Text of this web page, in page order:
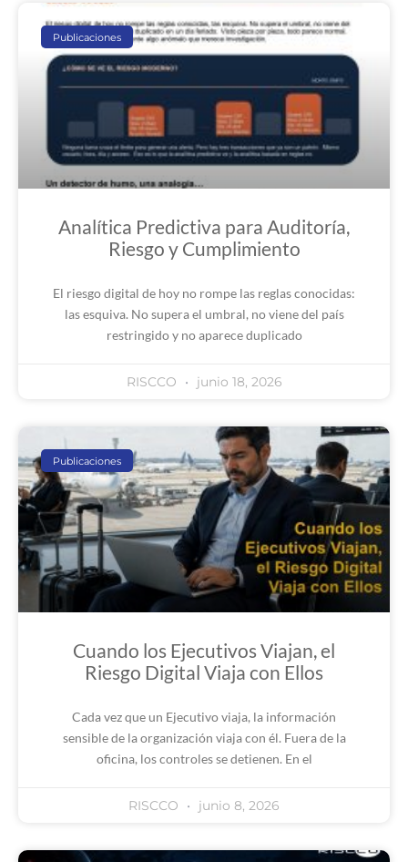
Publicaciones
Analítica Predictiva para Auditoría,
Riesgo y Cumplimiento
El riesgo digital de hoy no rompe las reglas conocidas:
las esquiva. No supera el umbral, no viene del país
restringido y no aparece duplicado
RISCCO junio 18, 2026
Publicaciones
Cuando los Ejecutivos Viajan, el
Riesgo Digital Viaja con Ellos
Cada vez que un Ejecutivo viaja, la información
sensible de la organización viaja con él. Fuera de la
oficina, los controles se detienen. En el
RISCCO junio 8, 2026